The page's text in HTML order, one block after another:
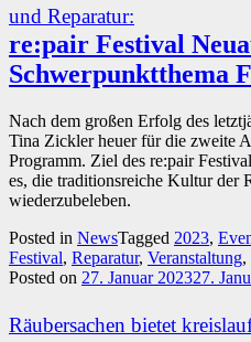
und Reparatur:
re:pair Festival
Schwerpunktthema
Nach dem großen Erfolg des
Tina Zickler heuer für die zweite
Programm. Ziel des re:pair
es, die traditionsreiche Kultur der
wiederzubeleben.
Posted in NewsTagged 2023,
Festival, Reparatur, Veranstaltung,
Posted on 27. Januar 202327.
Räubersachen bietet